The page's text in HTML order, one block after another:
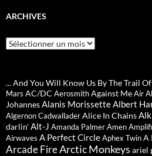
ARCHIVES
Archives
... And You Will Know Us By The Trail
Mars AC/DC AerosmithAgainst MeAir
JohannesAlanis MorissetteAlbert
Algernon CadwalladerAlice In Chains
darlin'Alt-J Amanda PalmerAmen
Airwaves A Perfect CircleAphex TwinA
Arcade FireArctic Monkeys ariel